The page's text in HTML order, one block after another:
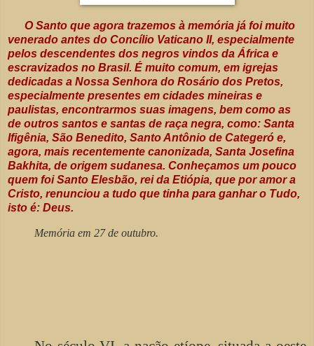
O Santo que agora trazemos à memória já foi muito
venerado antes do Concílio Vaticano II, especialmente
pelos descendentes dos negros vindos da África e
escravizados no Brasil. É muito comum, em igrejas
dedicadas a Nossa Senhora do Rosário dos Pretos,
especialmente presentes em cidades mineiras e
paulistas, encontrarmos suas imagens, bem como as
de outros santos e santas de raça negra, como: Santa
Ifigênia, São Benedito, Santo Antônio de Categeró e,
agora, mais recentemente canonizada, Santa Josefina
Bakhita, de origem sudanesa. Conheçamos um pouco
quem foi Santo Elesbão, rei da Etiópia, que por amor a
Cristo, renunciou a tudo que tinha para ganhar o Tudo,
isto é: Deus.
Memória em 27 de outubro.